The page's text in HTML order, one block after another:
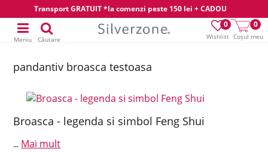
Transport GRATUIT *la comenzi peste 150 lei + CADOU
Wishlist
0
Coșul meu
0
Meniu Căutare
pandantiv broasca testoasa
Broasca - legenda si simbol Feng Shui
... Mai mult